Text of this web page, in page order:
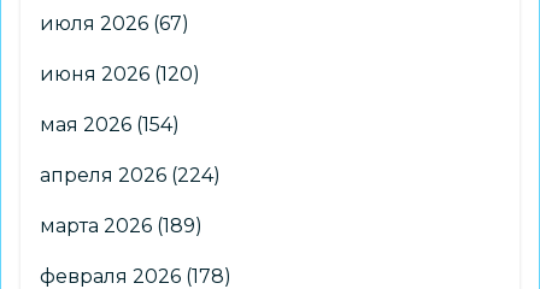
июля 2026 (67)
июня 2026 (120)
мая 2026 (154)
апреля 2026 (224)
марта 2026 (189)
февраля 2026 (178)